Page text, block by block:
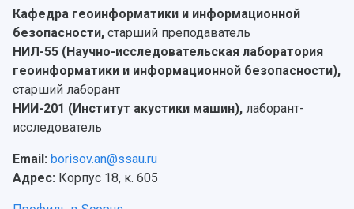
НАЗАД
Кафедра геоинформатики и информационной
безопасности, старший преподаватель
НИЛ-55 (Научно-исследовательская лаборатория
геоинформатики и информационной безопасности),
старший лаборант
НИИ-201 (Институт акустики машин), лаборант-
исследователь
Email: borisov.an@ssau.ru
Адрес: Корпус 18, к. 605